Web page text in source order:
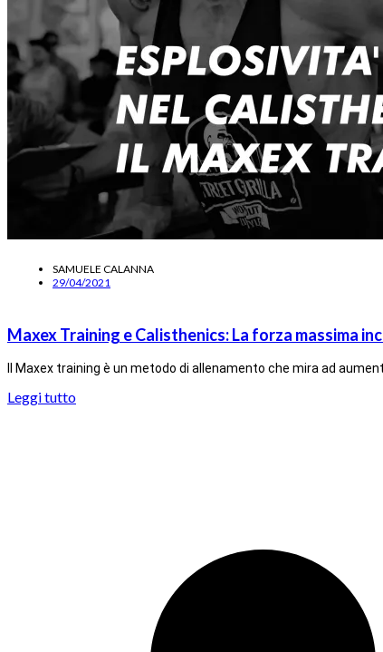
SAMUELE CALANNA
29/04/2021
Maxex Training e Calisthenics: La forza massima
Il Maxex training è un metodo di allenamento che mira ad
Leggi tutto